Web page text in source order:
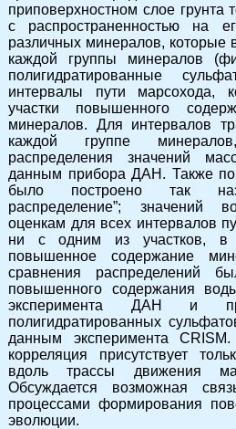
приповерхностном слое грунта
с распространенностью на
различных минералов, которые
каждой группы минералов
полигидратированные
интервалы пути марсохода,
участки повышенного
минералов. Для интервалов
каждой группе
распределения значений
данным прибора ДАН. Также
было построено так
распределение”; значений
оценкам для всех интервалов
ни с одним из участков, в
повышенное содержание
сравнения распределений
повышенного содержания
эксперимента ДАН и
полигидратированных
данным эксперимента
корреляция присутствует
вдоль трассы движения
Обсуждается возможная
процессами формирования
эволюции.